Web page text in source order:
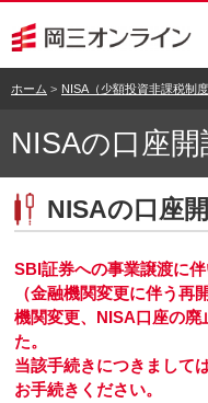
ホーム NISA（少額投資非課税制度
NISAの口座
NISAの口座
SBI証券への事業譲渡に
（金融機関変更に伴う再
機関変更、NISA口座の廃
た。
当該手続きにつきまして
お手続きください。